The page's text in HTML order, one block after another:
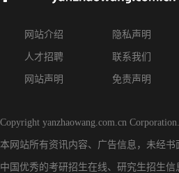
网站介绍 隐私声明
人才招聘 联系我们
网站声明 免责声明
Copyright yanzhaowang.com.cn
本网站所有资讯内容、广告信息，未经书
中国优秀的考研招生在线、 研究生招生信